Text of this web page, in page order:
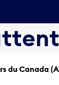
du Canada